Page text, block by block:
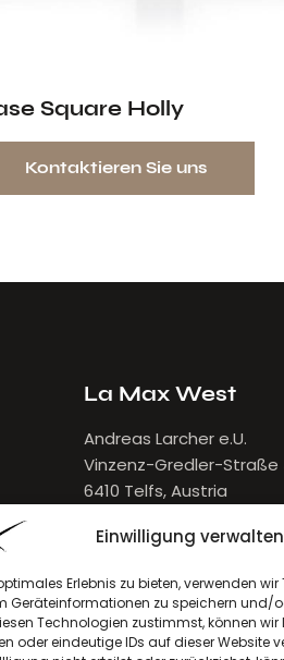
Einwilligung verwalten
Erlebnis zu bieten, verwenden
Geräteinformationen zu speichern und/
Technologien zustimmst, können wir
oder eindeutige IDs auf dieser Website
Square Holly
Kontaktieren Sie uns
La Max West
Andreas Larcher e.U.
Vinzenz-Gredler-Straße
6410 Telfs, Austria